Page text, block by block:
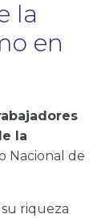
la
en
la
Nacional de
riqueza